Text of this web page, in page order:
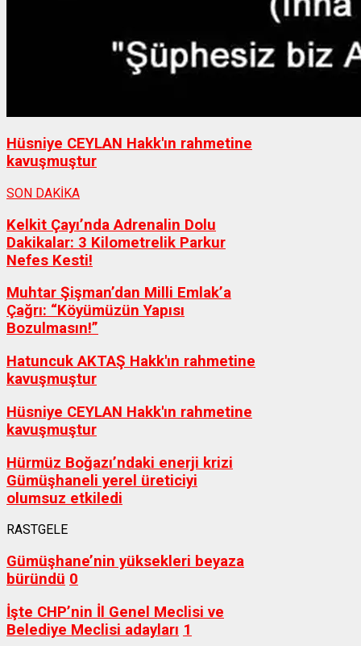
Hüsniye CEYLAN Hakk'ın rahmetine
kavuşmuştur
SON DAKİKA
Kelkit Çayı’nda Adrenalin Dolu
Dakikalar: 3 Kilometrelik Parkur
Nefes Kesti!
Muhtar Şişman’dan Milli Emlak’a
Çağrı: “Köyümüzün Yapısı
Bozulmasın!”
Hatuncuk AKTAŞ Hakk'ın rahmetine
kavuşmuştur
Hüsniye CEYLAN Hakk'ın rahmetine
kavuşmuştur
Hürmüz Boğazı’ndaki enerji krizi
Gümüşhaneli yerel üreticiyi
olumsuz etkiledi
RASTGELE
Gümüşhane’nin yüksekleri beyaza
büründü 0
İşte CHP’nin İl Genel Meclisi ve
Belediye Meclisi adayları 1